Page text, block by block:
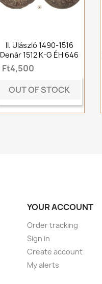
II. Ulászló 1490-1516
Denár 1512 K-G ÉH 646
Ft4,500
OUT OF STOCK
YOUR ACCOUNT
Order tracking
Sign in
Create account
My alerts